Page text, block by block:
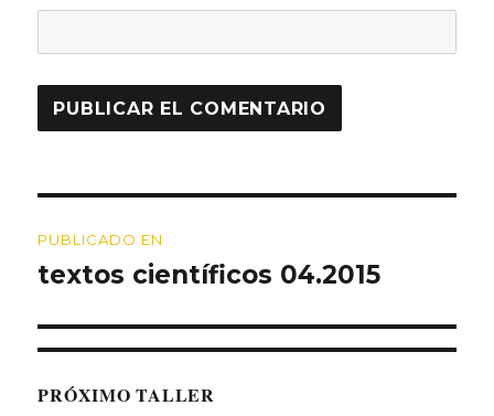
de
PUBLICADO EN
textos científicos 04.2015
PRÓXIMO TALLER